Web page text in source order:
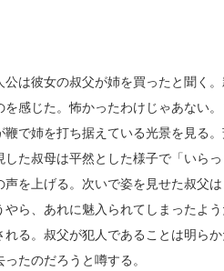
は彼女の叔父が姉を買ったと聞く
感じた。怖かったわけじゃあない
で姉を打ち据えている光景を見る
た叔母は平然とした様子で「いら
を上げる。次いで姿を見せた叔父
ら、あれに魅入られてしまったよ
る。叔父が犯人であることは明ら
たのだろうと噂する。